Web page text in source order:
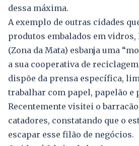
dessa máxima.
A exemplo de outras cidades
produtos embalados em
(Zona da Mata) esbanja uma
a sua cooperativa de
dispõe da prensa específica,
trabalhar com papel, papelão e
Recentemente visitei o
catadores, constatando que o
escapar esse filão de negócios.